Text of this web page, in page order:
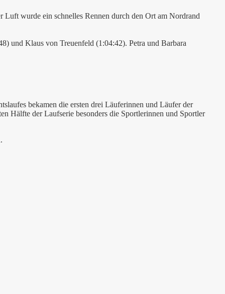
wurde ein schnelles Rennen durch den Ort am Nordrand
und Klaus von Treuenfeld (1:04:42). Petra und Barbara
bekamen die ersten drei Läuferinnen und Läufer der
Hälfte der Laufserie besonders die Sportlerinnen und Sportler